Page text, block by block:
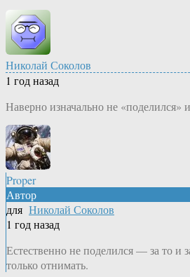
Николай Соколов
1 год назад
Наверно изначально не «поделился»
Proper
Автор
для Николай Соколов
1 год назад
Естественно не поделился — за то и
только отнимать.